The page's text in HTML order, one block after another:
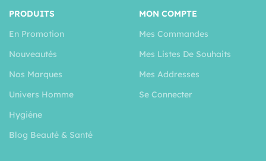
PRODUITS
En Promotion
Nouveautés
Nos Marques
Univers Homme
Hygiéne
Blog Beauté & Santé
MON COMPTE
Mes Commandes
Mes Listes De Souhaits
Mes Addresses
Se Connecter